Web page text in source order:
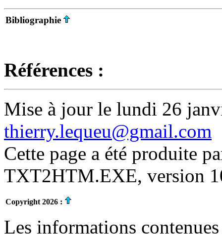
Bibliographie
Références :
Mise à jour le lundi 26
thierry.lequeu@gmail.com
Cette page a été produite
TXT2HTM.EXE, version
Copyright 2026 :
Les informations